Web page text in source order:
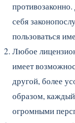
себя
пользоваться
Любое
имеет
другой, более
образом,
огромными